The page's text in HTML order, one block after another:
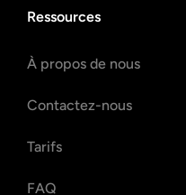
Ressources
À propos de nous
Contactez-nous
Tarifs
FAQ